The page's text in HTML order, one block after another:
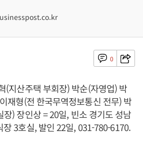
0
지산주택 부회장) 박순(자영업) 박
재형(전 한국무역정보통신 전무) 박
) 장인상 = 20일, 빈소 경기도 성남
3호실, 발인 22일, 031-780-6170.